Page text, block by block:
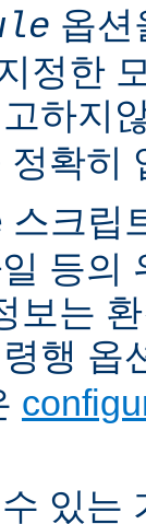
옵션
정한
하지
확히
스크립
등의
보는
행 옵
있는